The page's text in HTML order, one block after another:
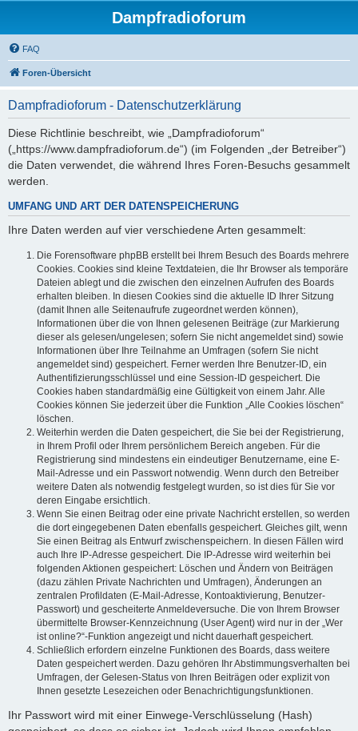
Dampfradioforum
FAQ
Foren-Übersicht
Dampfradioforum - Datenschutzerklärung
Diese Richtlinie beschreibt, wie „Dampfradioforum“
(„https://www.dampfradioforum.de“) (im Folgenden „der Betreiber“)
die Daten verwendet, die während Ihres Foren-Besuchs gesammelt
werden.
UMFANG UND ART DER DATENSPEICHERUNG
Ihre Daten werden auf vier verschiedene Arten gesammelt:
Die Forensoftware phpBB erstellt bei Ihrem Besuch des Boards mehrere
Cookies. Cookies sind kleine Textdateien, die Ihr Browser als temporäre
Dateien ablegt und die zwischen den einzelnen Aufrufen des Boards
erhalten bleiben. In diesen Cookies sind die aktuelle ID Ihrer Sitzung
(damit Ihnen alle Seitenaufrufe zugeordnet werden können),
Informationen über die von Ihnen gelesenen Beiträge (zur Markierung
dieser als gelesen/ungelesen; sofern Sie nicht angemeldet sind) sowie
Informationen über Ihre Teilnahme an Umfragen (sofern Sie nicht
angemeldet sind) gespeichert. Ferner werden Ihre Benutzer-ID, ein
Authentifizierungsschlüssel und eine Session-ID gespeichert. Die
Cookies haben standardmäßig eine Gültigkeit von einem Jahr. Alle
Cookies können Sie jederzeit über die Funktion „Alle Cookies löschen“
löschen.
Weiterhin werden die Daten gespeichert, die Sie bei der Registrierung,
in Ihrem Profil oder Ihrem persönlichem Bereich angeben. Für die
Registrierung sind mindestens ein eindeutiger Benutzername, eine E-
Mail-Adresse und ein Passwort notwendig. Wenn durch den Betreiber
weitere Daten als notwendig festgelegt wurden, so ist dies für Sie vor
deren Eingabe ersichtlich.
Wenn Sie einen Beitrag oder eine private Nachricht erstellen, so werden
die dort eingegebenen Daten ebenfalls gespeichert. Gleiches gilt, wenn
Sie einen Beitrag als Entwurf zwischenspeichern. In diesen Fällen wird
auch Ihre IP-Adresse gespeichert. Die IP-Adresse wird weiterhin bei
folgenden Aktionen gespeichert: Löschen und Ändern von Beiträgen
(dazu zählen Private Nachrichten und Umfragen), Änderungen an
zentralen Profildaten (E-Mail-Adresse, Kontoaktivierung, Benutzer-
Passwort) und gescheiterte Anmeldeversuche. Die von Ihrem Browser
übermittelte Browser-Kennzeichnung (User Agent) wird nur in der „Wer
ist online?“-Funktion angezeigt und nicht dauerhaft gespeichert.
Schließlich erfordern einzelne Funktionen des Boards, dass weitere
Daten gespeichert werden. Dazu gehören Ihr Abstimmungsverhalten bei
Umfragen, der Gelesen-Status von Ihren Beiträgen oder explizit von
Ihnen gesetzte Lesezeichen oder Benachrichtigungsfunktionen.
Ihr Passwort wird mit einer Einwege-Verschlüsselung (Hash)